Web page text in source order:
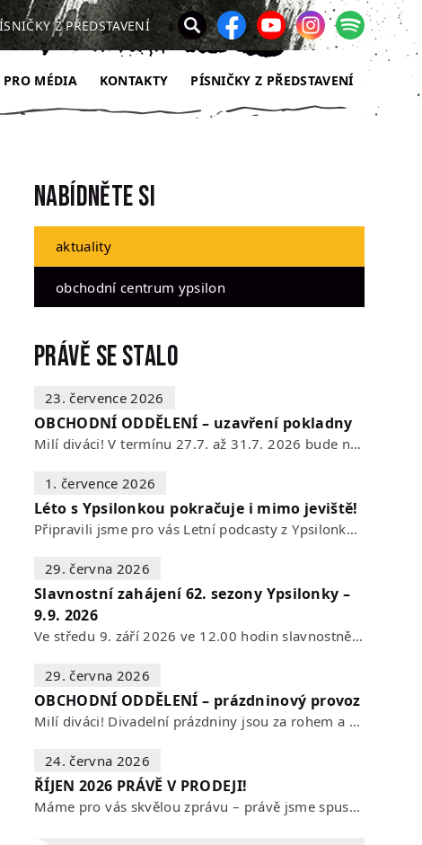
PRO MÉDIA KONTAKTY PÍSNIČKY Z PŘEDSTAVENÍ
Z PŘEDSTAVENÍ
Nabídněte si
aktuality
obchodní centrum ypsilon
Právě se stalo
23. července 2026
OBCHODNÍ ODDĚLENÍ – uzavření pokladny
Milí diváci! V termínu 27.7. až 31.7. 2026 bude naše POKLADNA z technických…
1. července 2026
Léto s Ypsilonkou pokračuje i mimo jeviště!
Připravili jsme pro vás Letní podcasty z Ypsilonky – novou sérii rozhovorů s…
29. června 2026
Slavnostní zahájení 62. sezony Ypsilonky –
9.9. 2026
Ve středu 9. září 2026 ve 12.00 hodin slavnostně zahájíme novou divadelní…
29. června 2026
OBCHODNÍ ODDĚLENÍ – prázdninový provoz
Milí diváci! Divadelní prázdniny jsou za rohem a s nimi se mění i otevírací…
24. června 2026
ŘÍJEN 2026 PRÁVĚ V PRODEJI!
Máme pro vás skvělou zprávu – právě jsme spustili prodej vstupenek na říjen…